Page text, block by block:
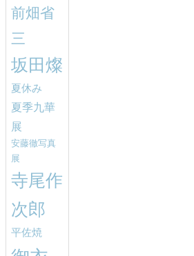
前畑省
三
坂田燦
夏休み
夏季九華
展
安藤徹写真
展
寺尾作
次郎
平佐焼